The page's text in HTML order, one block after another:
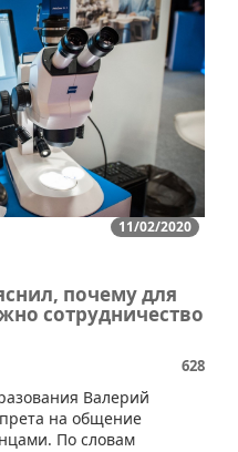
11/02/2020
почему для
сотрудничество
628
Валерий
на общение
По словам